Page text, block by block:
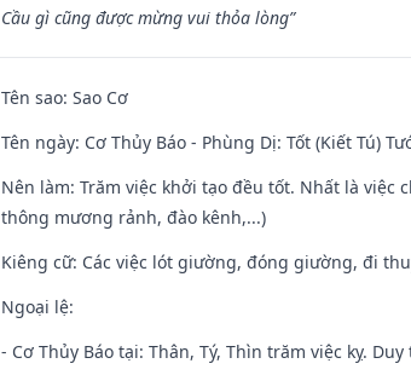
Cầu gì cũng được mừng vui thỏa lòng”
Tên sao: Sao Cơ
Tên ngày: Cơ Thủy Báo - Phùng Dị: Tốt (Kiết Tú)
Nên làm: Trăm việc khởi tạo đều tốt. Nhất là việc
thông mương rảnh, đào kênh,...)
Kiêng cữ: Các việc lót giường, đóng giường, đi
Ngoại lệ:
- Cơ Thủy Báo tại: Thân, Tý, Thìn trăm việc kỵ.